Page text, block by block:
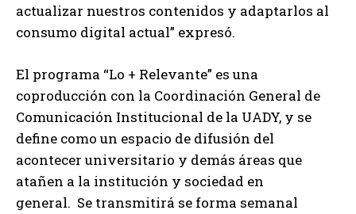
actualizar nuestros contenidos y adaptarlos al
consumo digital actual” expresó.
El programa “Lo + Relevante” es una
coproducción con la Coordinación General de
Comunicación Institucional de la UADY, y se
define como un espacio de difusión del
acontecer universitario y demás áreas que
atañen a la institución y sociedad en
general. Se transmitirá se forma semanal